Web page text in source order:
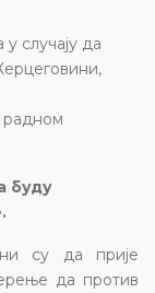
случају да
радном
буду
су да прије
да против